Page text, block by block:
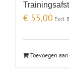
€ 55,00 Excl.
Toevoegen